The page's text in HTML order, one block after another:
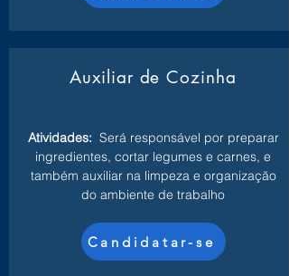
Auxiliar de Cozinha
Atividades: Será responsável por preparar
ingredientes, cortar legumes e carnes, e
também auxiliar na limpeza e organização
do ambiente de trabalho
Candidatar-se